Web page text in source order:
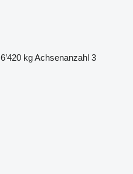
6’420 kgAchsenanzahl 3